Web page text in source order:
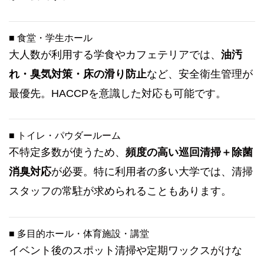
■ 食堂・学生ホール
大人数が利用する学食やカフェテリアでは、 油汚
れ・臭気対策・床の滑り防止など、安全衛生管理が
最優先。HACCPを意識した対応も可能です。
■ トイレ・パウダールーム
不特定多数が使うため、 頻度の高い巡回清掃＋除菌
消臭対応が必要。特に利用者の多い大学では、清掃
スタッフの常駐が求められることもあります。
■ 多目的ホール・体育施設・講堂
イベント後のスポット清掃や定期ワックスがけな